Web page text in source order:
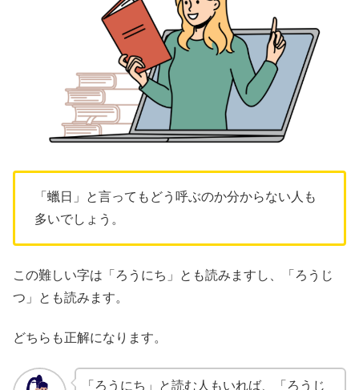
「蠟日」と言ってもどう呼ぶのか分からない人も
多いでしょう。
この難しい字は「ろうにち」とも読みますし、「ろうじ
つ」とも読みます。
どちらも正解になります。
「ろうにち」と読む人もいれば、「ろうじ